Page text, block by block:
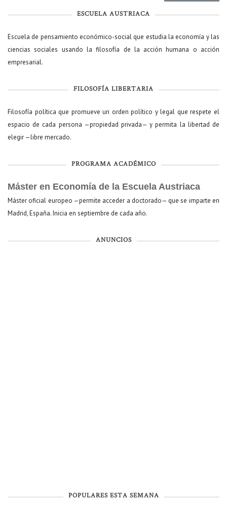
ESCUELA AUSTRIACA
Escuela de pensamiento económico-social que estudia la economía y las
ciencias sociales usando la filosofía de la acción humana o acción
empresarial.
FILOSOFÍA LIBERTARIA
Filosofía política que promueve un orden político y legal que respete el
espacio de cada persona —propiedad privada— y permita la libertad de
elegir —libre mercado.
PROGRAMA ACADÉMICO
Máster en Economía de la Escuela Austriaca
Máster oficial europeo —permite acceder a doctorado— que se imparte en
Madrid, España. Inicia en septiembre de cada año.
ANUNCIOS
POPULARES ESTA SEMANA